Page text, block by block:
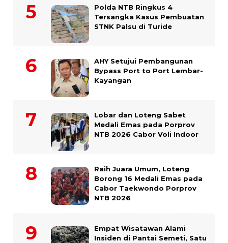
Polda NTB Ringkus 4
Tersangka Kasus Pembuatan
STNK Palsu di Turide
AHY Setujui Pembangunan
Bypass Port to Port Lembar-
Kayangan
Lobar dan Loteng Sabet
Medali Emas pada Porprov
NTB 2026 Cabor Voli Indoor
Raih Juara Umum, Loteng
Borong 16 Medali Emas pada
Cabor Taekwondo Porprov
NTB 2026
Empat Wisatawan Alami
Insiden di Pantai Semeti, Satu